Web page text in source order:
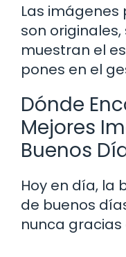
Las imágenes
son
muestran el
pones en el
Dónde
Mejores
Buenos
Hoy en día, la
de buenos
nunca gracias